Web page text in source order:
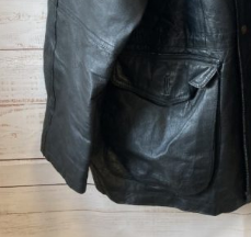
Kategorije proizvoda